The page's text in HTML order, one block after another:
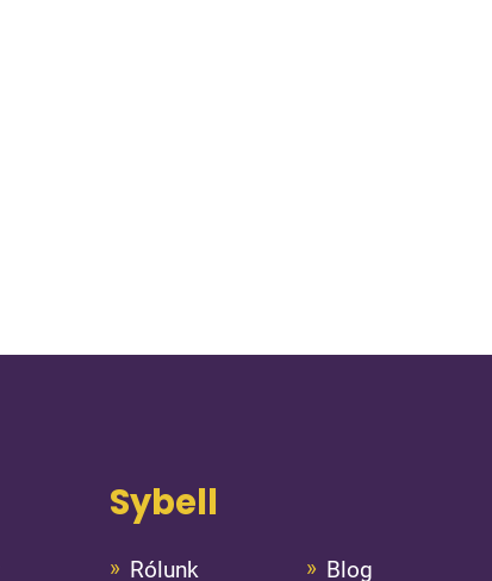
Sybell
Rólunk Blog